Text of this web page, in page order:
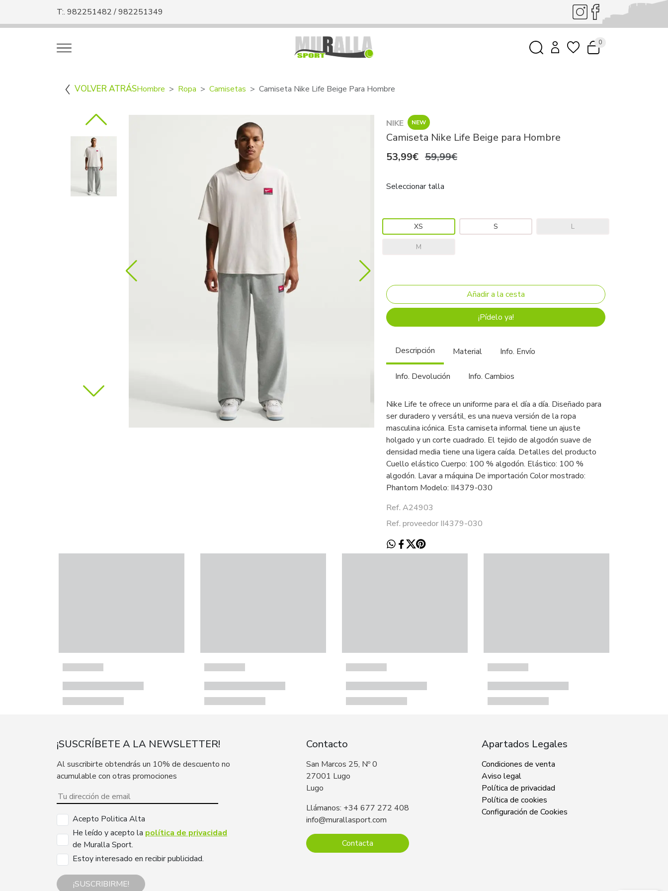
T:. 982251482 / 982251349
0
VOLVER ATRÁSHombre Ropa Camisetas Camiseta Nike Life Beige Para Hombre
NIKE NEW
Camiseta Nike Life Beige para Hombre
53,99€ 59,99€
Seleccionar talla
XS S L
M
¡Pídelo ya!
Descripción Material Info. Envío
Info. Devolución Info. Cambios
Nike Life te ofrece un uniforme para el día a día. Diseñado para
ser duradero y versátil, es una nueva versión de la ropa
masculina icónica. Esta camiseta informal tiene un ajuste
holgado y un corte cuadrado. El tejido de algodón suave de
densidad media tiene una ligera caída. Detalles del producto
Cuello elástico Cuerpo: 100 % algodón. Elástico: 100 %
algodón. Lavar a máquina De importación Color mostrado:
Phantom Modelo: II4379-030
Ref. A24903
Ref. proveedor II4379-030
¡SUSCRÍBETE A LA NEWSLETTER!
Al suscribirte obtendrás un 10% de descuento no
acumulable con otras promociones
Acepto Politica Alta
He leído y acepto la política de privacidad
de Muralla Sport.
Estoy interesado en recibir publicidad.
¡SUSCRIBIRME!
Contacto
San Marcos 25, Nº 0
27001 Lugo
Lugo
Llámanos: +34 677 272 408
info@murallasport.com
Contacta
Apartados Legales
Condiciones de venta
Aviso legal
Política de privacidad
Política de cookies
Configuración de Cookies